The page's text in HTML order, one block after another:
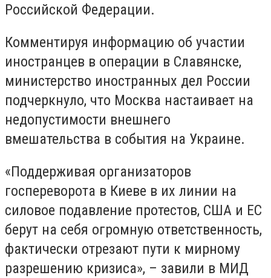
Российской Федерации.
Комментируя информацию об участии
иностранцев в операции в Славянске,
министерство иностранных дел России
подчеркнуло, что Москва настаивает на
недопустимости внешнего
вмешательства в события на Украине.
«Поддерживая организаторов
госпереворота в Киеве в их линии на
силовое подавление протестов, США и ЕС
берут на себя огромную ответственность,
фактически отрезают пути к мирному
разрешению кризиса», – завили в МИД